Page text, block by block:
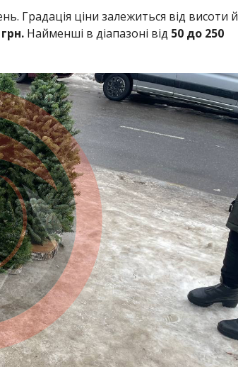
Градація ціни залежиться від висоти й
Найменші в діапазоні від 50 до 250